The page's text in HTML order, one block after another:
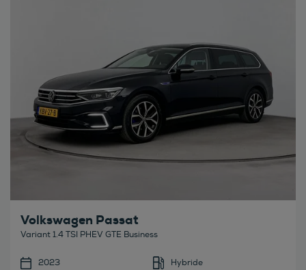
Volkswagen Passat
Variant 1.4 TSI PHEV GTE Business
2023
Hybride